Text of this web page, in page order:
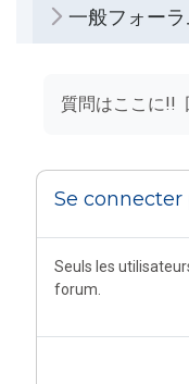
一般フォーラ
質問はここに!!
Se
Seuls les
forum.